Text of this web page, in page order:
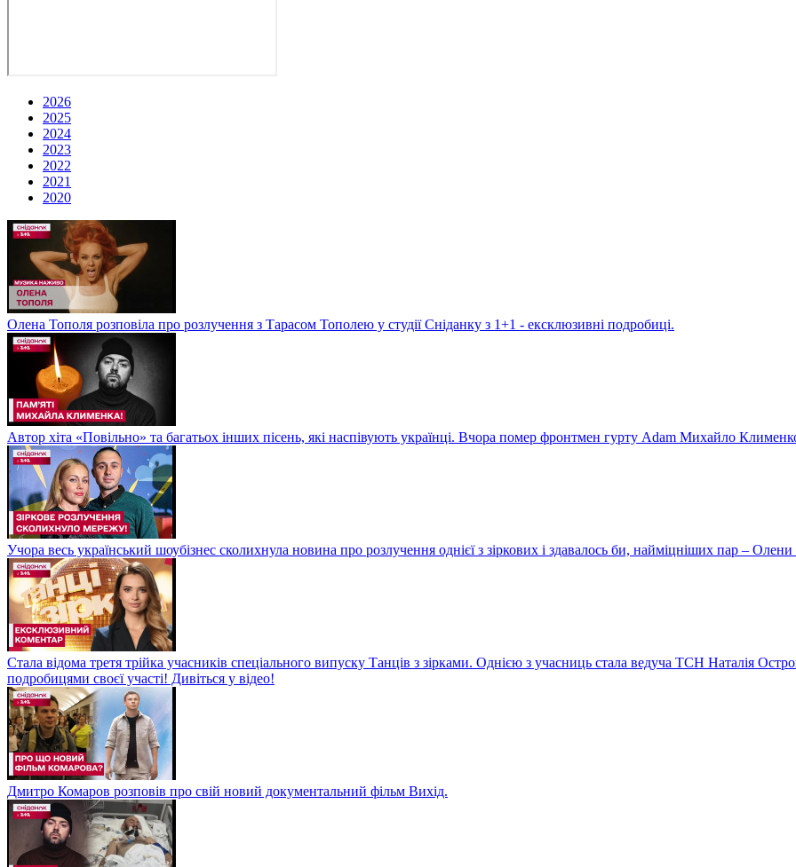
2026
2025
2024
2023
2022
2021
2020
Олена Тополя розповіла про розлучення з Тарасом Тополею у студії Сніданку з 1+1 - ексклюзивні подробиці.
Автор хіта «Повільно» та багатьох інших пісень, які наспівують українці. Вчора помер фронтмен гурту Adam Михайло
Учора весь український шоубізнес сколихнула новина про розлучення однієї з зіркових і здавалось би, найміцніших пар – Олени
Стала відома третя трійка учасників спеціального випуску Танців з зірками. Однією з учасниць стала ведуча ТСН Наталія
подробицями своєї участі! Дивіться у відео!
Дмитро Комаров розповів про свій новий документальний фільм Вихід.